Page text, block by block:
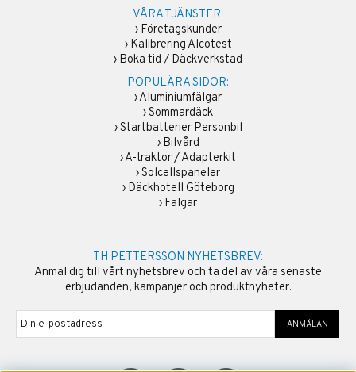
VÅRA TJÄNSTER:
› Företagskunder
› Kalibrering Alcotest
› Boka tid / Däckverkstad
POPULÄRA SIDOR:
›Aluminiumfälgar
›Sommardäck
›Startbatterier Personbil
› Bilvård
›A-traktor / Adapterkit
›Solcellspaneler
› Däckhotell Göteborg
› Fälgar
TH PETTERSSON NYHETSBREV:
Anmäl dig till vårt nyhetsbrev och ta del av våra senaste
erbjudanden, kampanjer och produktnyheter.
ANMÄLAN